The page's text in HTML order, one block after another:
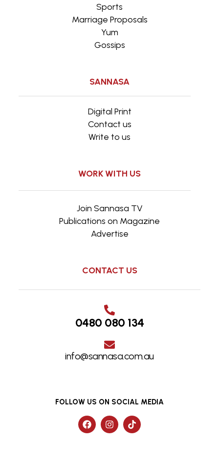
Sports
Marriage Proposals
Yum
Gossips
SANNASA
Digital Print
Contact us
Write to us
WORK WITH US
Join Sannasa TV
Publications on Magazine
Advertise
CONTACT US
0480 080 134
info@sannasa.com.au
FOLLOW US ON SOCIAL MEDIA